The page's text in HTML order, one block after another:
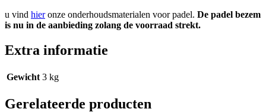
u vind hieronze onderhoudsmaterialen voor padel. De padel bezem
is nu in de aanbieding zolang de voorraad strekt.
Extra informatie
Gewicht 3 kg
Gerelateerde producten